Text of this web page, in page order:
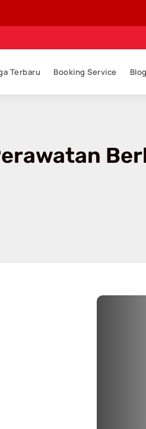
Terbaru Booking Service Blog